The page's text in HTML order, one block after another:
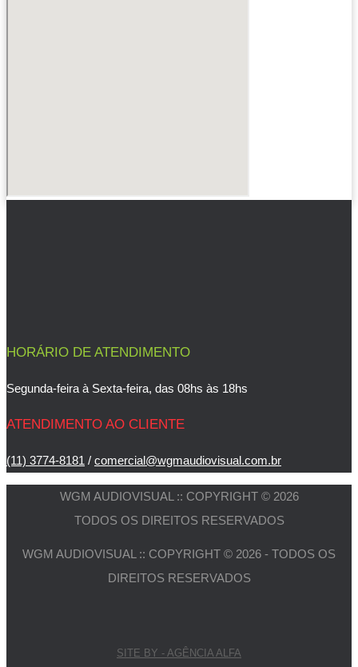
HORÁRIO DE ATENDIMENTO
Segunda-feira à Sexta-feira, das 08hs às 18hs
ATENDIMENTO AO CLIENTE
(11) 3774-8181 / comercial@wgmaudiovisual.com.br
WGM AUDIOVISUAL :: COPYRIGHT © 2026
TODOS OS DIREITOS RESERVADOS
WGM AUDIOVISUAL :: COPYRIGHT © 2026 - TODOS OS
DIREITOS RESERVADOS
SITE BY - AGÊNCIA ALFA